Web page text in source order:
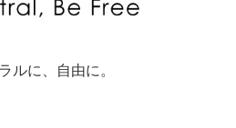
ルに、自由に。